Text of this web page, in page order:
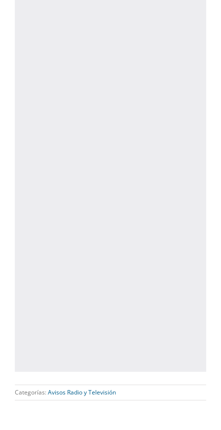
Categorías: Avisos Radio y Televisión